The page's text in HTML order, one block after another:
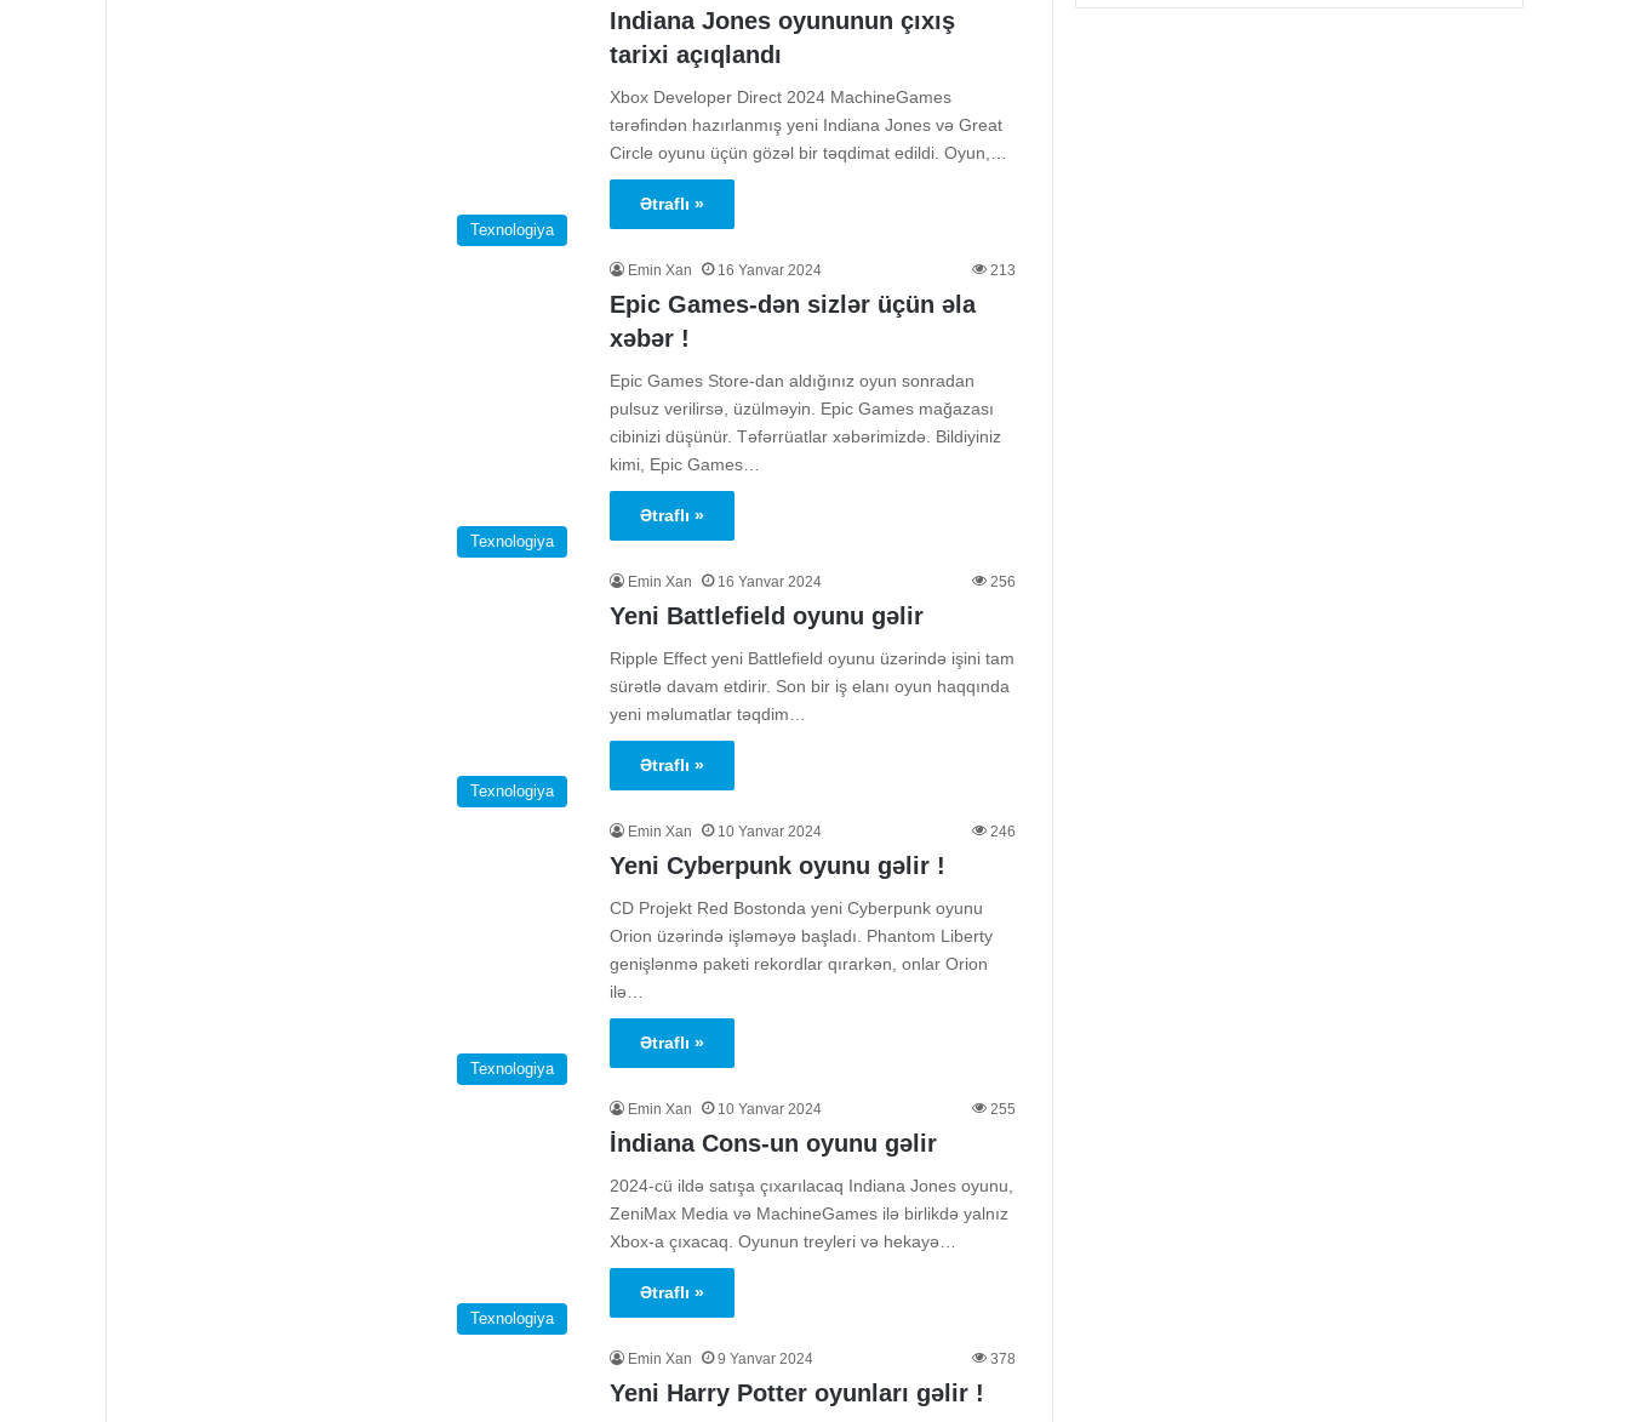
Indiana Jones oyununun çıxış
tarixi açıqlandı
Xbox Developer Direct 2024 MachineGames
tərəfindən hazırlanmış yeni Indiana Jones və Great
Circle oyunu üçün gözəl bir təqdimat edildi. Oyun,…
Ətraflı »
Texnologiya
Emin Xan 16 Yanvar 2024 213
Epic Games-dən sizlər üçün əla
xəbər !
Epic Games Store-dan aldığınız oyun sonradan
pulsuz verilirsə, üzülməyin. Epic Games mağazası
cibinizi düşünür. Təfərrüatlar xəbərimizdə. Bildiyiniz
kimi, Epic Games…
Ətraflı »
Texnologiya
Emin Xan 16 Yanvar 2024 256
Yeni Battlefield oyunu gəlir
Ripple Effect yeni Battlefield oyunu üzərində işini tam
sürətlə davam etdirir. Son bir iş elanı oyun haqqında
yeni məlumatlar təqdim…
Ətraflı »
Texnologiya
Emin Xan 10 Yanvar 2024 246
Yeni Cyberpunk oyunu gəlir !
CD Projekt Red Bostonda yeni Cyberpunk oyunu
Orion üzərində işləməyə başladı. Phantom Liberty
genişlənmə paketi rekordlar qırarkən, onlar Orion
ilə…
Ətraflı »
Texnologiya
Emin Xan 10 Yanvar 2024 255
İndiana Cons-un oyunu gəlir
2024-cü ildə satışa çıxarılacaq Indiana Jones oyunu,
ZeniMax Media və MachineGames ilə birlikdə yalnız
Xbox-a çıxacaq. Oyunun treyleri və hekayə…
Ətraflı »
Texnologiya
Emin Xan 9 Yanvar 2024 378
Yeni Harry Potter oyunları gəlir !